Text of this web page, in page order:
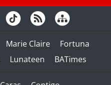
Marie Claire
Fortuna
Lunateen BATimes